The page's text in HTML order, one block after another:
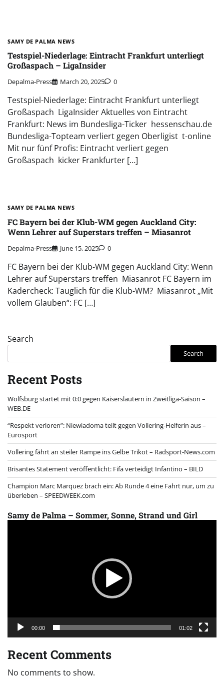
SAMY DE PALMA NEWS
Testspiel-Niederlage: Eintracht Frankfurt unterliegt
Großaspach – LigaInsider
Depalma-Press March 20, 2025 0
Testspiel-Niederlage: Eintracht Frankfurt unterliegt
Großaspach LigaInsider Aktuelles von Eintracht
Frankfurt: News im Bundesliga-Ticker hessenschau.de
Bundesliga-Topteam verliert gegen Oberligist t-online
Mit nur fünf Profis: Eintracht verliert gegen
Großaspach kicker Frankfurter […]
SAMY DE PALMA NEWS
FC Bayern bei der Klub-WM gegen Auckland City:
Wenn Lehrer auf Superstars treffen – Miasanrot
Depalma-Press June 15, 2025 0
FC Bayern bei der Klub-WM gegen Auckland City: Wenn
Lehrer auf Superstars treffen Miasanrot FC Bayern im
Kadercheck: Tauglich für die Klub-WM? Miasanrot „Mit
vollem Glauben“: FC […]
Search
Search
Recent Posts
Wolfsburg startet mit 0:0 gegen Kaiserslautern in Zweitliga-Saison –
WEB.DE
“Respekt verloren”: Niewiadoma teilt gegen Vollering-Helferin aus –
Eurosport
Vollering fährt an steiler Rampe ins Gelbe Trikot – Radsport-News.com
Brisantes Statement veröffentlicht: Fifa verteidigt Infantino – BILD
Champion Marc Marquez brach ein: Ab Runde 4 eine Fahrt nur, um zu
überleben – SPEEDWEEK.com
Samy de Palma – Sommer, Sonne, Strand und Girl
00:00 01:02
Recent Comments
No comments to show.